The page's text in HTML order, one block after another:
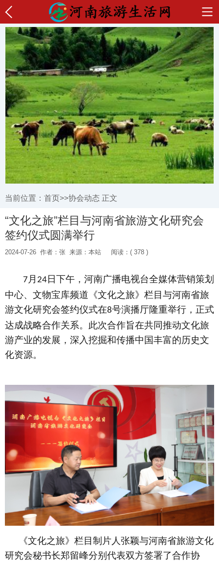
当前位置： 首页>>协会动态 正文
“文化之旅”栏目与河南省旅游文化研究会
签约仪式圆满举行
2024-07-26 作者：张 来源：本站 阅读：( 378 )
7 月 24 日下午，河南广播电视台全媒体营销策划
中心、文物宝库频道《文化之旅》栏目与河南省旅
游文化研究会签约仪式在8号演播厅隆重举行，正式
达成战略合作关系。此次合作旨在共同推动文化旅
游产业的发展，深入挖掘和传播中国丰富的历史文
化资源。
《文化之旅》栏目制片人张颖与河南省旅游文化
研究会秘书长郑留峰分别代表双方签署了合作协